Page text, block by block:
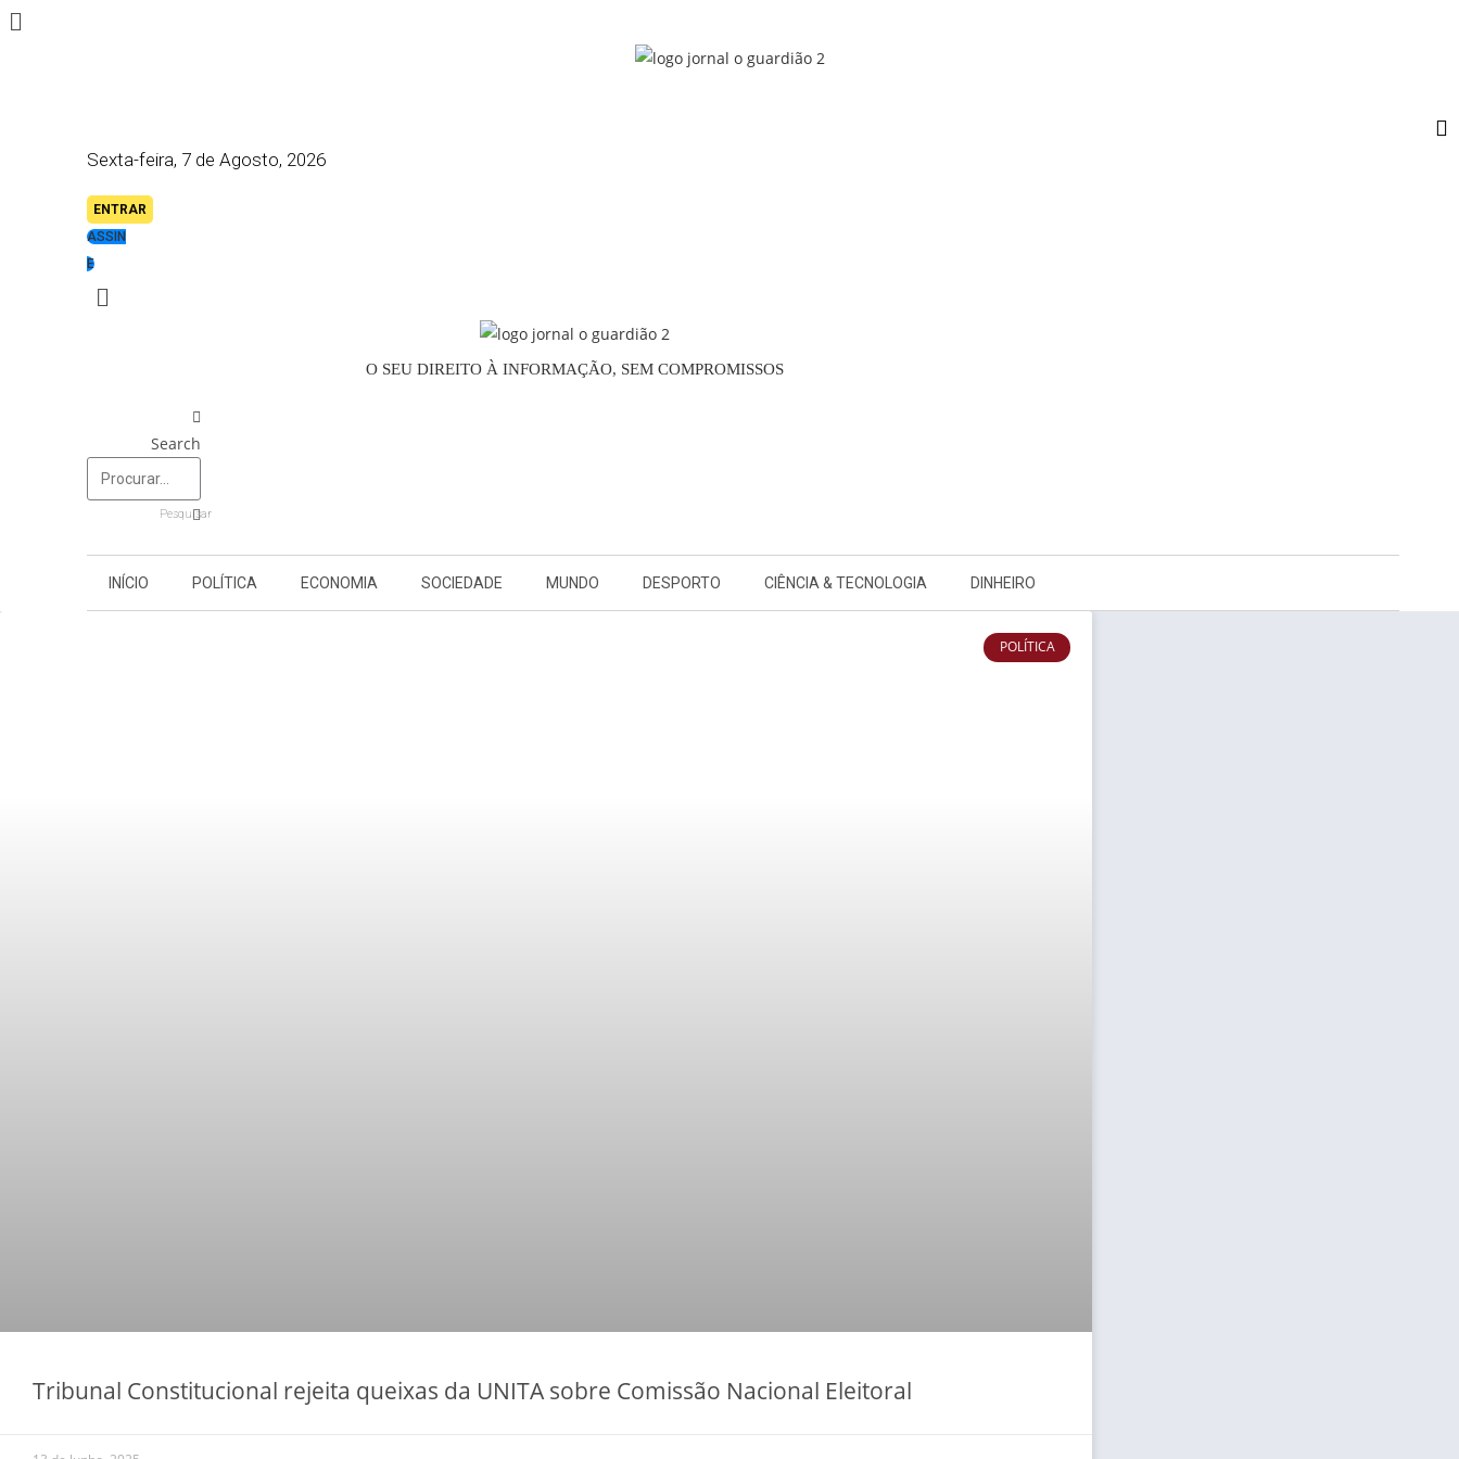
Skip
Sexta-feira, 7 de Agosto, 2026
ENTRAR
ASSIN
E
O SEU DIREITO À INFORMAÇÃO, SEM COMPROMISSOS
Search
Pesquisar
INÍCIO POLÍTICA ECONOMIA SOCIEDADE MUNDO DESPORTO CIÊNCIA & TECNOLOGIA DINHEIRO
POLÍTICA
Tribunal Constitucional rejeita queixas da UNITA sobre Comissão Nacional Eleitoral